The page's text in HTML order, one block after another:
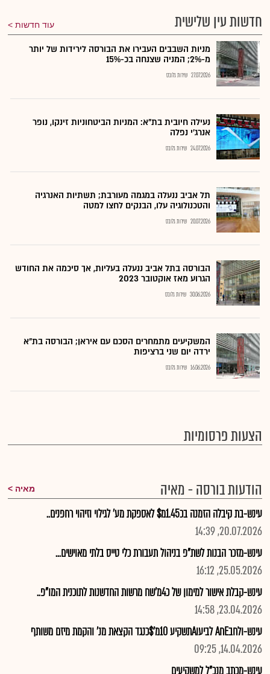
חדשות עין שלישית עוד חדשות
מניות השבבים העבירו את הבורסה לירידות של יותר
מ-2%; המניה שצנחה בכ-15%
27.07.2026 שירות גלובס
נעילה חיובית בת"א: המניות הביטחוניות זינקו, נופר
אנרג'י נפלה
24.07.2026 שירות גלובס
תל אביב ננעלה במגמה מעורבת; תשתיות האנרגיה
והטכנולוגיה עלו, הבנקים לחצו למטה
20.07.2026 שירות גלובס
הבורסה בתל אביב ננעלה בעליות, אך סיכמה את החודש
הגרוע מאז אוקטובר 2023
30.06.2026 שירות גלובס
המשקיעים מתמחרים הסכם עם איראן; הבורסה בת"א
ירדה יום שני ברציפות
16.06.2026 שירות גלובס
הצעות פרסומיות
הודעות בורסה - מאיה מאיה
עינש-בת קיבלה הזמנה בכ1.45מ$ לאספקת מע' לגילוי וזיהוי רחפנים..
20.07.2026, 14:39
עינש-מזכר הבנות לשת"פ בניהול תעבורת כלי טייס בלתי מאוישים...
25.05.2026, 16:12
עינש-קבלת אישור למימון של כ4מ'שח מרשות החדשנות לתוכנית המו"פ..
23.04.2026, 14:58
עינש-ולחבEחA לביעוAתשקיע 10מ'$כנגד הקצאת מנ' והקמת מיזם משותף
14.04.2026, 09:25